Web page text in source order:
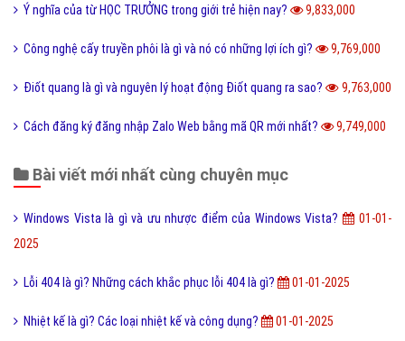
Ý nghĩa của từ HỌC TRƯỞNG trong giới trẻ hiện nay? 9,833,000
Công nghệ cấy truyền phôi là gì và nó có những lợi ích gì? 9,769,000
Điốt quang là gì và nguyên lý hoạt động Điốt quang ra sao? 9,763,000
Cách đăng ký đăng nhập Zalo Web bằng mã QR mới nhất? 9,749,000
Bài viết mới nhất cùng chuyên mục
Windows Vista là gì và ưu nhược điểm của Windows Vista?
01-01-
2025
Lỗi 404 là gì? Những cách khắc phục lỗi 404 là gì? 01-01-2025
Nhiệt kế là gì? Các loại nhiệt kế và công dụng? 01-01-2025